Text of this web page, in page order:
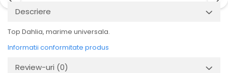
Descriere
Top Dahlia, marime universala.
Informatii conformitate produs
Review-uri (0)